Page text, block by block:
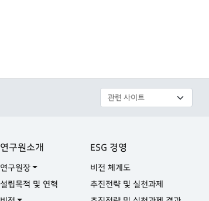
연구원소개
연구원장
설립목적 및 연혁
ESG 경영
비전 체계도
추진전략 및 실천과제